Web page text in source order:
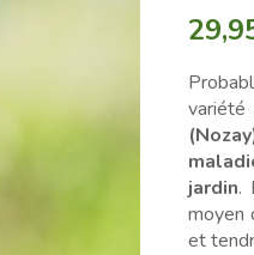
jardin.
moyen
et